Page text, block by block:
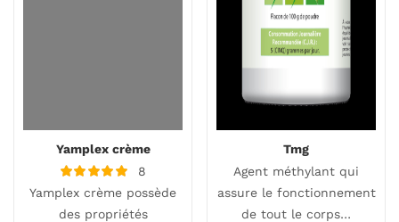
Yamplex crème
Note
5.00
sur 5
8
Yamplex crème possède
des propriétés
Tmg
Agent méthylant qui
assure le fonctionnement
de tout le corps…